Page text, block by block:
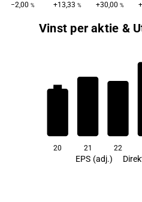
−2,00 % +13,33 % +30,00 %
Vinst per aktie &
9,6
20 21 22
EPS (adj.)